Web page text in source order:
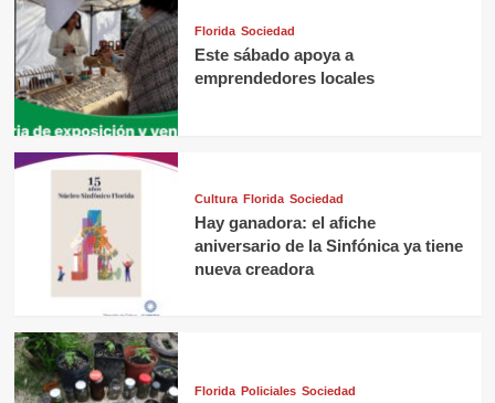
Florida Sociedad
Este sábado apoya a
emprendedores locales
Cultura Florida Sociedad
Hay ganadora: el afiche
aniversario de la Sinfónica ya tiene
nueva creadora
Florida Policiales Sociedad